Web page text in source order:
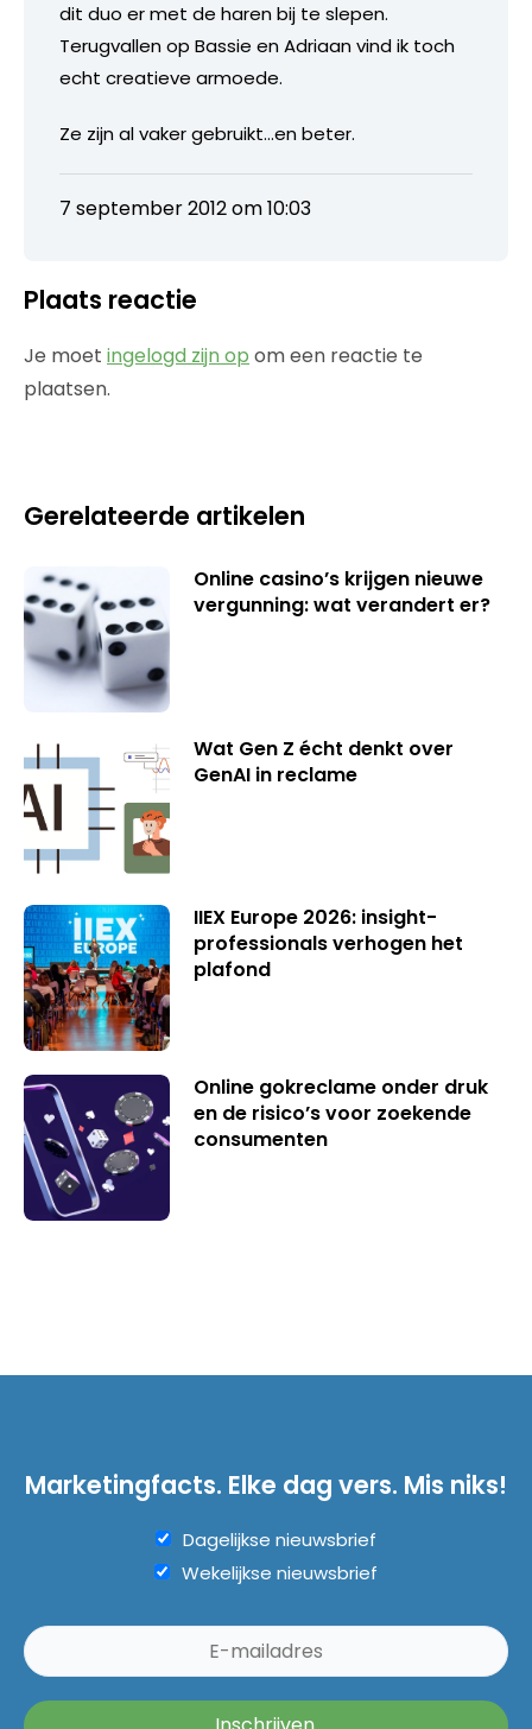
dit duo er met de haren bij te slepen.
Terugvallen op Bassie en Adriaan vind ik toch
echt creatieve armoede.
Ze zijn al vaker gebruikt…en beter.
7 september 2012 om 10:03
Plaats reactie
Je moet ingelogd zijn op om een reactie te
plaatsen.
Gerelateerde artikelen
Online casino’s krijgen nieuwe
vergunning: wat verandert er?
Wat Gen Z écht denkt over
GenAI in reclame
IIEX Europe 2026: insight-
professionals verhogen het
plafond
Online gokreclame onder druk
en de risico’s voor zoekende
consumenten
Marketingfacts. Elke dag vers. Mis niks!
Dagelijkse nieuwsbrief
Wekelijkse nieuwsbrief